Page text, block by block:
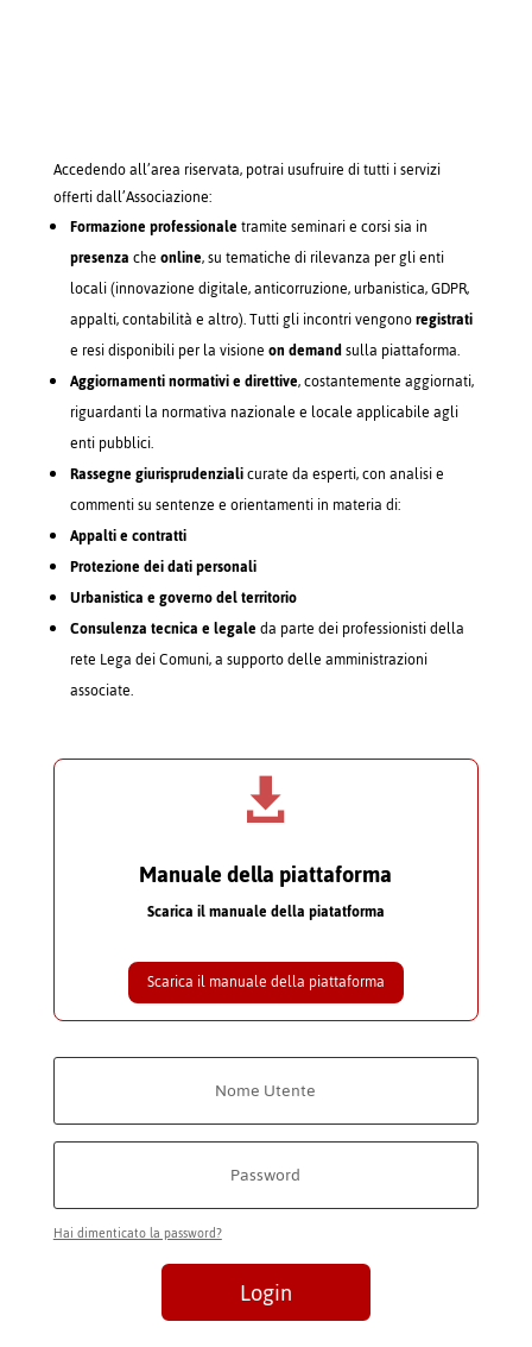
Accedendo all’area riservata, potrai usufruire di tutti i servizi
offerti dall’Associazione:
Formazione professionaletramite seminari e corsi sia in
presenzacheonline, su tematiche di rilevanza per gli enti
locali (innovazione digitale, anticorruzione, urbanistica, GDPR,
appalti, contabilità e altro). Tutti gli incontri vengonoregistrati
e resi disponibili per la visioneon demandsulla piattaforma.
Aggiornamenti normativi e direttive, costantemente aggiornati,
riguardanti la normativa nazionale e locale applicabile agli
enti pubblici.
Rassegne giurisprudenzialicurate da esperti, con analisi e
commenti su sentenze e orientamenti in materia di:
Appalti e contratti
Protezione dei dati personali
Urbanistica e governo del territorio
Consulenza tecnica e legaleda parte dei professionisti della
rete Lega dei Comuni, a supporto delle amministrazioni
associate.

Manuale della piattaforma
Scarica il manuale della piatatforma
Scarica il manuale della piattaforma
Hai dimenticato la password?
Login